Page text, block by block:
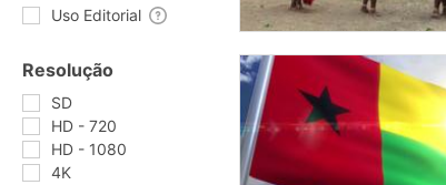
Uso Editorial
Resolução
SD
HD - 720
HD - 1080
4K